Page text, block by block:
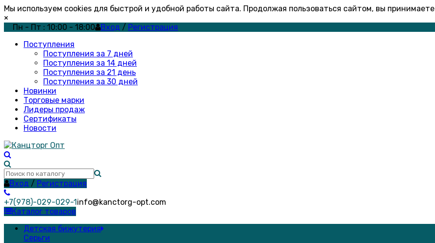
Мы используем cookies для быстрой и удобной работы сайта. Продолжая пользоваться сайтом, вы принимаете
×
Пн - Пт : 10:00 - 18:00
Вход / Регистрация
Поступления
Поступления за 7 дней
Поступления за 14 дней
Поступления за 21 день
Поступления за 30 дней
Новинки
Торговые марки
Лидеры продаж
Сертификаты
Новости
Вход / Регистрация
+7(978)-029-029-1info@kanctorg-opt.com
Каталог товаров
Детская бижутерия
Серьги